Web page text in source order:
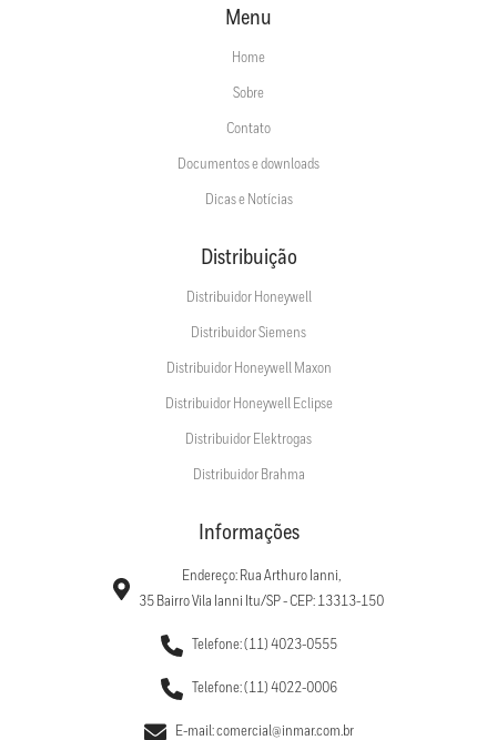
Menu
Home
Sobre
Contato
Documentos e downloads
Dicas e Notícias
Distribuição
Distribuidor Honeywell
Distribuidor Siemens
Distribuidor Honeywell Maxon
Distribuidor Honeywell Eclipse
Distribuidor Elektrogas
Distribuidor Brahma
Informações
Endereço: Rua Arthuro Ianni,
35 Bairro Vila Ianni Itu/SP - CEP: 13313-150
Telefone: (11) 4023-0555
Telefone: (11) 4022-0006
E-mail: comercial@inmar.com.br